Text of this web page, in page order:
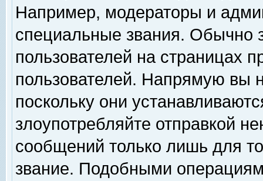
Например, модераторы и
специальные звания. Обычно
пользователей на страницах
пользователей. Напрямую вы
поскольку они
злоупотребляйте отправкой
сообщений только лишь для
звание. Подобными